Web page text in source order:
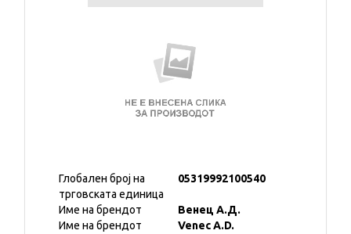
Глобален број на
трговската единица
05319992100540
Име на брендот
Венец А.Д.
Име на брендот
Venec A.D.